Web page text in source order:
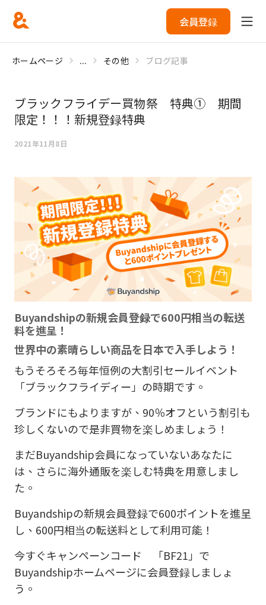
会員登録
ホームページ ... その他 ブログ記事
ブラックフライデー買物祭 特典① 期間
限定！！！新規登録特典
2021年11月8日
Buyandshipの新規会員登録で600円相当の転送
料を進呈！
世界中の素晴らしい商品を日本で入手しよう！
もうそろそろ毎年恒例の大割引セールイベント
「ブラックフライディー」の時期です。
ブランドにもよりますが、 90％オフという割引も
珍しくないので是非買物を楽しめましょう！
まだBuyandship会員になっていないあなたに
は、さらに海外通販を楽しむ特典を用意しまし
た。
Buyandshipの新規会員登録で600ポイントを進呈
し、 600円相当の転送料として利用可能！
今すぐキャンペーンコード 「BF21 」で
Buyandshipホームページに会員登録しましょ
う。